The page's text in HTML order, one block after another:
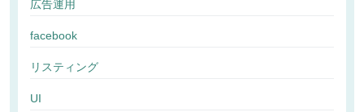
広告運用
facebook
リスティング
UI